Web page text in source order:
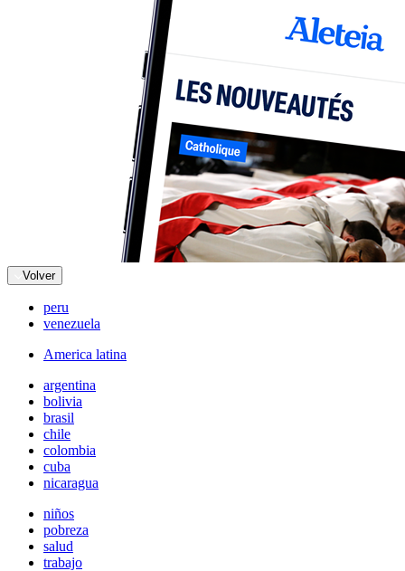
Volver
peru
venezuela
America latina
argentina
bolivia
brasil
chile
colombia
cuba
nicaragua
niños
pobreza
salud
trabajo